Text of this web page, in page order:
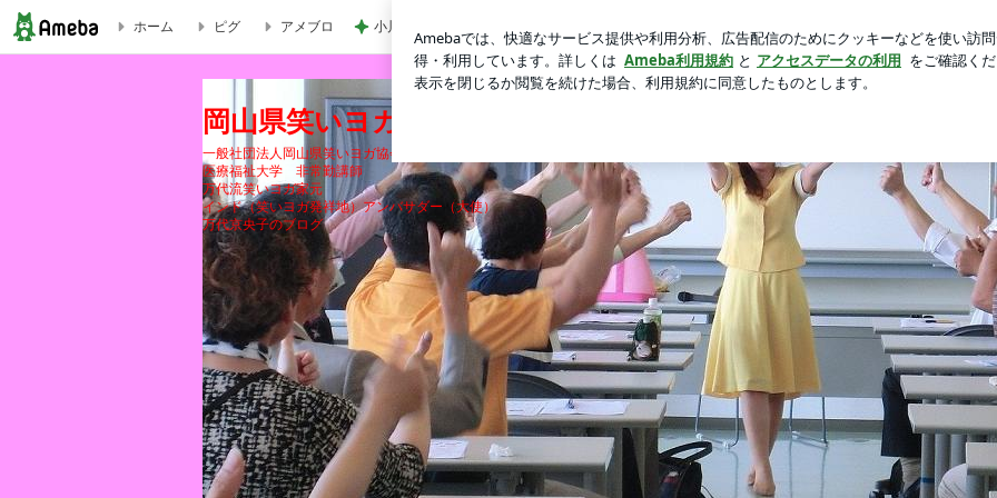
ホーム ピグ アメブロ 小川菜摘 作った焼かないお好み焼き
岡山県笑いヨガ協会
一般社団法人岡山県笑いヨガ協会 代表理事
医療福祉大学 非常勤講師
万代流笑いヨガ家元
インド（笑いヨガ発祥地）アンバサダー（大使）
万代京央子のブログ